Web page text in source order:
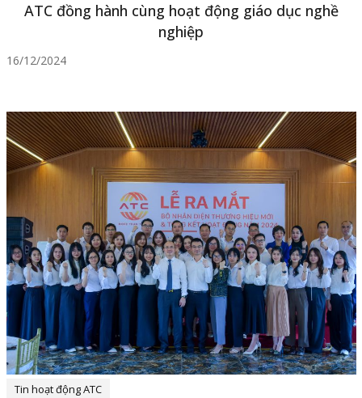
ATC đồng hành cùng hoạt động giáo dục nghề
nghiệp
16/12/2024
Tin hoạt động ATC